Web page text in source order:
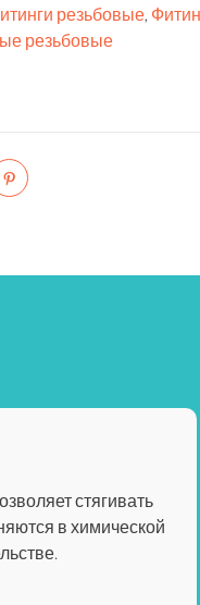
резьбовые,
резьбовые
стягивать
в химической